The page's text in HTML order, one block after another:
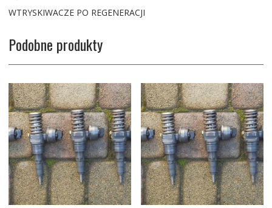
WTRYSKIWACZE PO REGENERACJI
Podobne produkty